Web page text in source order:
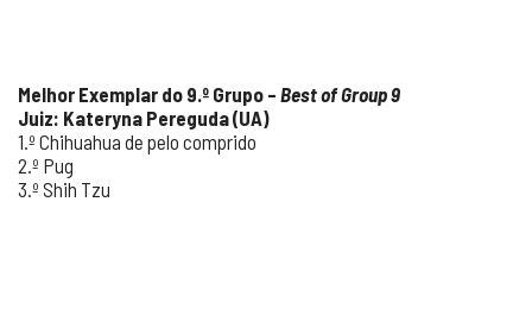
Melhor Exemplar do 9.º Grupo – Best of Group 9
Juiz: Kateryna Pereguda (UA)
1.º Chihuahua de pelo comprido
2.º Pug
3.º Shih Tzu